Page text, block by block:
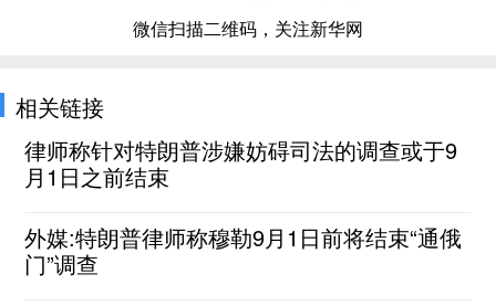
微信扫描二维码，关注新华网
相关链接
律师称针对特朗普涉嫌妨碍司法的调查或于9
月1日之前结束
外媒:特朗普律师称穆勒9月1日前将结束“通俄
门”调查